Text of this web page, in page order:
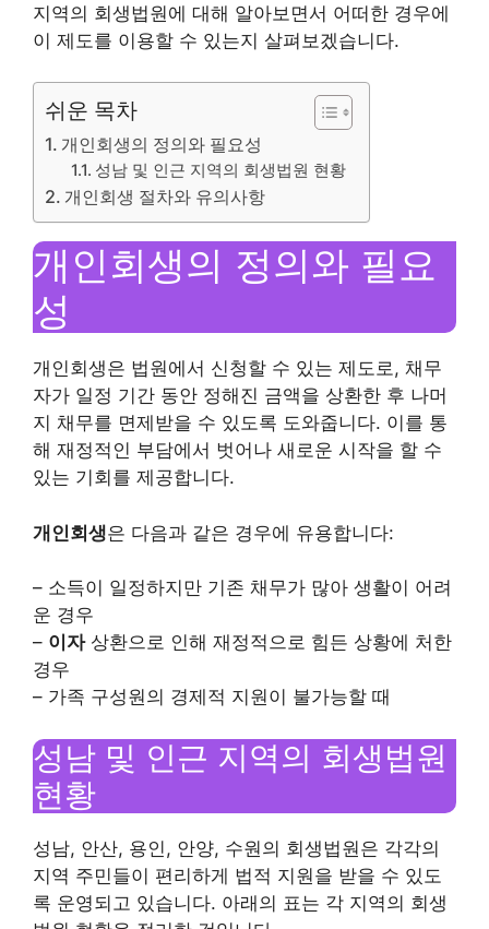
지역의 회생법원에 대해 알아보면서 어떠한 경우에
이 제도를 이용할 수 있는지 살펴보겠습니다.
쉬운 목차
개인회생의 정의와 필요성
성남 및 인근 지역의 회생법원 현황
개인회생 절차와 유의사항
개인회생의 정의와 필요
성
개인회생은 법원에서 신청할 수 있는 제도로, 채무
자가 일정 기간 동안 정해진 금액을 상환한 후 나머
지 채무를 면제받을 수 있도록 도와줍니다. 이를 통
해 재정적인 부담에서 벗어나 새로운 시작을 할 수
있는 기회를 제공합니다.
개인회생은 다음과 같은 경우에 유용합니다:
– 소득이 일정하지만 기존 채무가 많아 생활이 어려
운 경우
– 이자상환으로 인해 재정적으로 힘든 상황에 처한
경우
– 가족 구성원의 경제적 지원이 불가능할 때
성남 및 인근 지역의 회생법원
현황
성남, 안산, 용인, 안양, 수원의 회생법원은 각각의
지역 주민들이 편리하게 법적 지원을 받을 수 있도
록 운영되고 있습니다. 아래의 표는 각 지역의 회생